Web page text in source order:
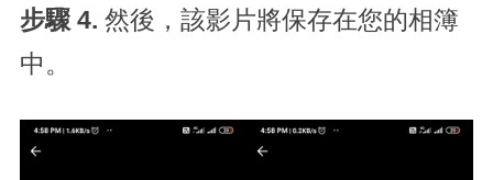
步驟 4. 然後，該影片將保存在您的相簿
中。